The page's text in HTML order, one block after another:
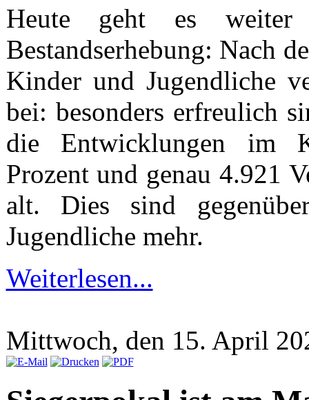
Heute geht es weiter
Bestandserhebung: Nach
Kinder und Jugendliche
bei: besonders erfreulich
die Entwicklungen im
Prozent und genau 4.921
alt. Dies sind
Jugendliche mehr.
Weiterlesen...
Mittwoch, den 15. April